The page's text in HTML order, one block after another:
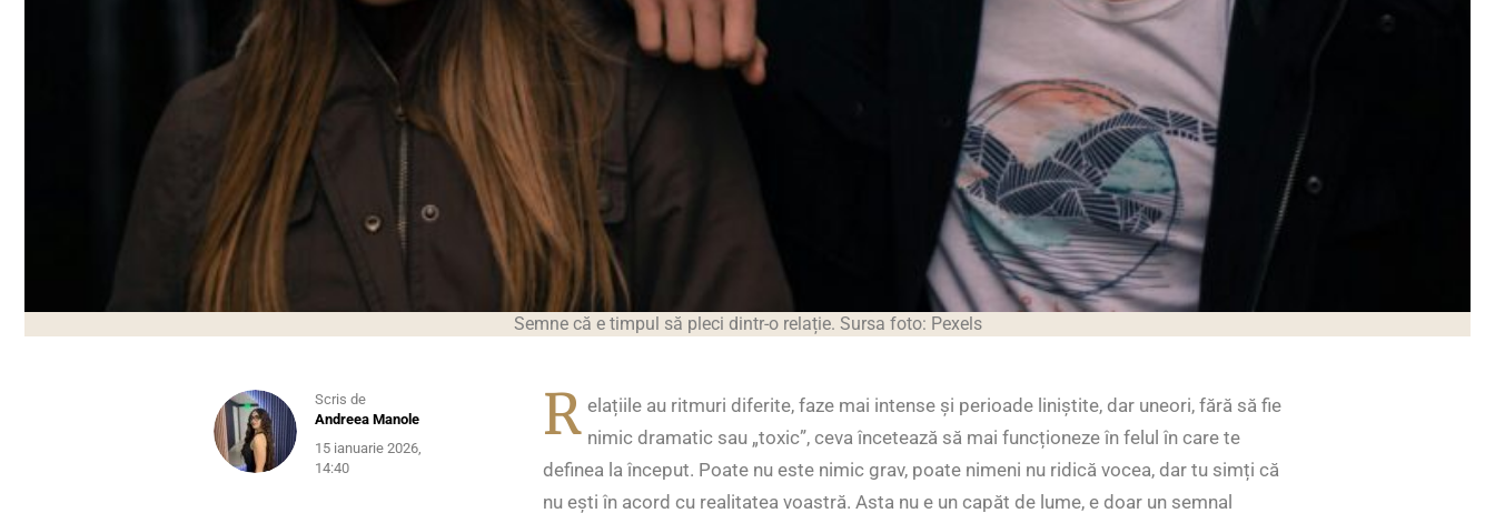
Semne că e timpul să pleci dintr-o relație. Sursa foto: Pexels
Scris de
Andreea Manole
15 ianuarie 2026,
14:40
R elațiile au ritmuri diferite, faze mai intense și perioade liniștite, dar uneori, fără să fie
nimic dramatic sau „toxic”, ceva încetează să mai funcționeze în felul în care te
definea la început. Poate nu este nimic grav, poate nimeni nu ridică vocea, dar tu simți că
nu ești în acord cu realitatea voastră. Asta nu e un capăt de lume, e doar un semnal